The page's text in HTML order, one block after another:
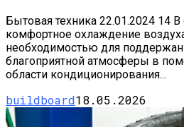
Бытовая техника 22.01.2024 14
комфортное охлаждение
необходимостью для
благоприятной атмосферы в
области кондиционирования...
buildboard18.05.2026